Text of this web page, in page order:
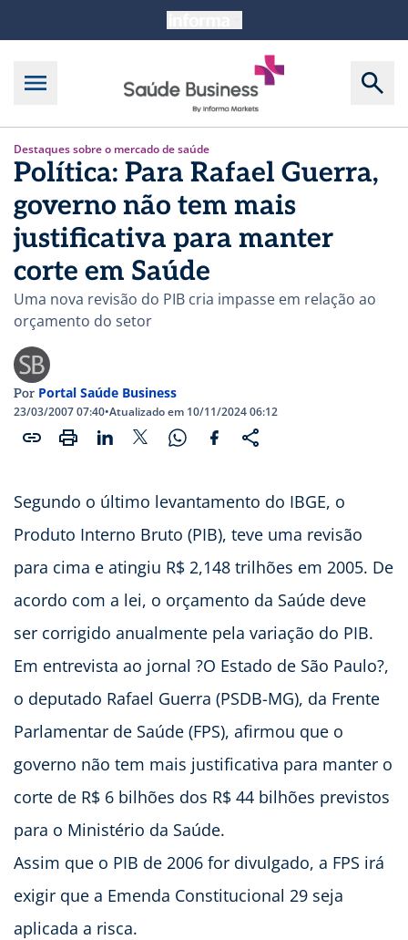
Destaques sobre o mercado de saúde
Política: Para Rafael Guerra,
governo não tem mais
justificativa para manter
corte em Saúde
Uma nova revisão do PIB cria impasse em relação ao
orçamento do setor
Por Portal Saúde Business
23/03/2007 07:40•Atualizado em 10/11/2024 06:12
Segundo o último levantamento do IBGE, o
Produto Interno Bruto (PIB), teve uma revisão
para cima e atingiu R$ 2,148 trilhões em 2005. De
acordo com a lei, o orçamento da Saúde deve
ser corrigido anualmente pela variação do PIB.
Em entrevista ao jornal ?O Estado de São Paulo?,
o deputado Rafael Guerra (PSDB-MG), da Frente
Parlamentar de Saúde (FPS), afirmou que o
governo não tem mais justificativa para manter o
corte de R$ 6 bilhões dos R$ 44 bilhões previstos
para o Ministério da Saúde.
Assim que o PIB de 2006 for divulgado, a FPS irá
exigir que a Emenda Constitucional 29 seja
aplicada a risca.